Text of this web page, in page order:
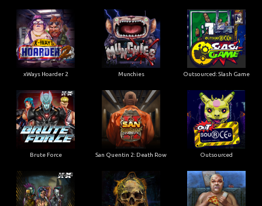
xWays Hoarder 2 Munchies Outsourced: Slash Game
Brute Force San Quentin 2: Death Row Outsourced